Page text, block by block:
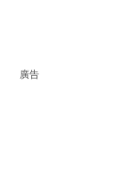
廣告